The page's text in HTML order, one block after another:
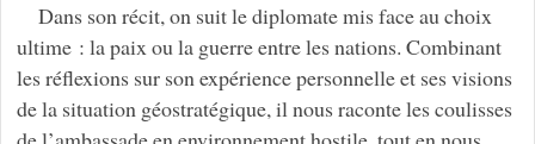
Dans son récit, on suit le diplomate mis face au choix
ultime : la paix ou la guerre entre les nations. Combinant
les réflexions sur son expérience personnelle et ses visions
de la situation géostratégique, il nous raconte les coulisses